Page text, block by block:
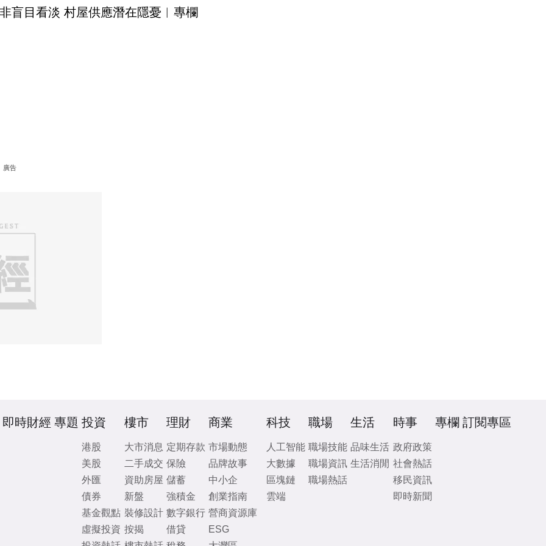
盲目看淡 村屋供應潛在隱憂︳專欄
廣告
即時財經 專題 投資
港股
美股
外匯
債券
基金觀點
虛擬投資
樓市
大市消息
二手成交
資助房屋
新盤
裝修設計
按揭
理財
定期存款
保險
儲蓄
強積金
數字銀行
借貸
商業
市場動態
品牌故事
中小企
創業指南
營商資源庫
ESG
科技
人工智能
大數據
區塊鏈
雲端
職場
職場技能
職場資訊
職場熱話
生活
品味生活
生活消閒
時事
政府政策
社會熱話
移民資訊
即時新聞
專欄 訂閱專區